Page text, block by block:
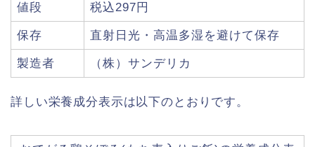
値段 税込297円
保存 直射日光・高温多湿を避けて保存
製造者 （株）サンデリカ
詳しい栄養成分表示は以下のとおりです。